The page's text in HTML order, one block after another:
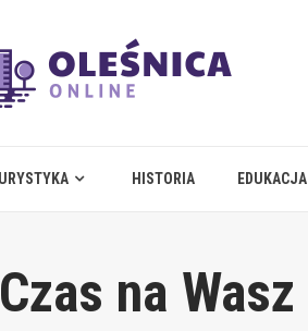
HISTORIA EDUKACJA
na Wasz